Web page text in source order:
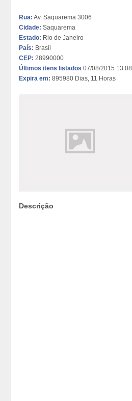
Rua: Av. Saquarema 3006
Cidade: Saquarema
Estado: Rio de Janeiro
País: Brasil
CEP: 28990000
Últimos itens listados 07/08/2015 13:08
Expira em: 895980 Dias, 11 Horas
Descrição